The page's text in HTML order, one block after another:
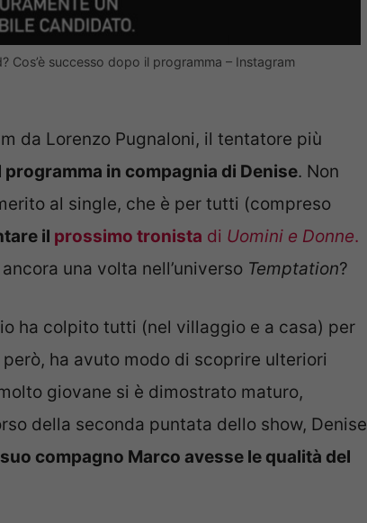
Cos’è successo dopo il programma – Instagram
da Lorenzo Pugnaloni, il tentatore più
programma in compagnia di Denise. Non
al single, che è per tutti (compreso
il prossimo tronista di Uomini e Donne.
una volta nell’universo Temptation?
ha colpito tutti (nel villaggio e a casa) per
ha avuto modo di scoprire ulteriori
giovane si è dimostrato maturo,
della seconda puntata dello show, Denise
compagno Marco avesse le qualità del